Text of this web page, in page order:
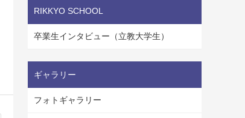
RIKKYO SCHOOL
卒業生インタビュー（立教大学生）
ギャラリー
フォトギャラリー